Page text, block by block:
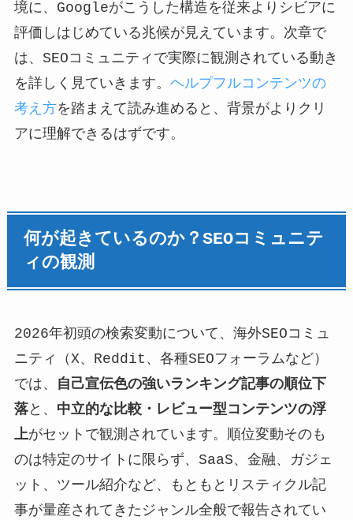
境に、Googleがこうした構造を従来よりシビアに
評価しはじめている兆候が見えています。次章で
は、SEOコミュニティで実際に観測されている動き
を詳しく見ていきます。 ヘルプフルコンテンツの
考え方を踏まえて読み進めると、背景がよりクリ
アに理解できるはずです。
何が起きているのか？SEOコミュニテ
ィの観測
2026年初頭の検索変動について、海外SEOコミュ
ニティ（X、Reddit、各種SEOフォーラムなど）
では、
自己宣伝色の強いランキング記事の順位下
落と、 中立的な比較・レビュー型コンテンツの浮
上がセットで観測されています。順位変動そのも
のは特定のサイトに限らず、SaaS、金融、ガジェ
ット、ツール紹介など、もともとリスティクル記
事が量産されてきたジャンル全般で報告されてい